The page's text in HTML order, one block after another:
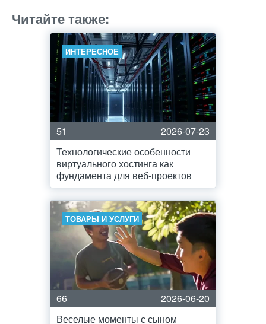
Читайте также:
ИНТЕРЕСНОЕ
51
2026-07-23
Технологические особенности
виртуального хостинга как
фундамента для веб-проектов
ТОВАРЫ И УСЛУГИ
66
2026-06-20
Веселые моменты с сыном